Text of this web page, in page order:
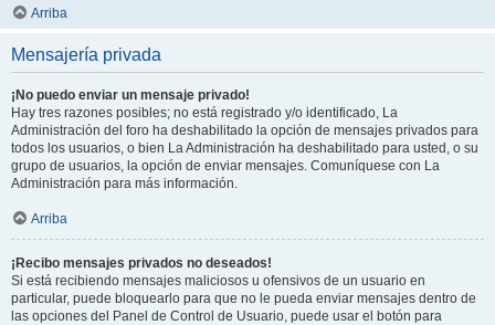
Arriba
Mensajería privada
¡No puedo enviar un mensaje privado!
Hay tres razones posibles; no está registrado y/o identificado, La
Administración del foro ha deshabilitado la opción de mensajes privados para
todos los usuarios, o bien La Administración ha deshabilitado para usted, o su
grupo de usuarios, la opción de enviar mensajes. Comuníquese con La
Administración para más información.
Arriba
¡Recibo mensajes privados no deseados!
Si está recibiendo mensajes maliciosos u ofensivos de un usuario en
particular, puede bloquearlo para que no le pueda enviar mensajes dentro de
las opciones del Panel de Control de Usuario, puede usar el botón para